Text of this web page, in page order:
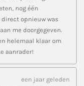
nog één
opnieuw was
me doorgegeven.
helemaal klaar om
aanrader!
een jaar geleden